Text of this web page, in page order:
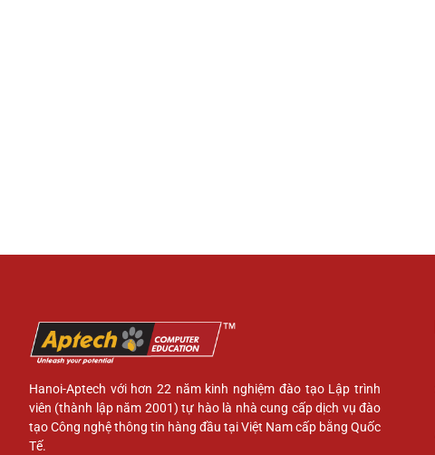
Hanoi-Aptech với hơn 22 năm kinh nghiệm đào tạo Lập trình
viên (thành lập năm 2001) tự hào là nhà cung cấp dịch vụ đào
tạo Công nghệ thông tin hàng đầu tại Việt Nam cấp bằng Quốc
Tế.